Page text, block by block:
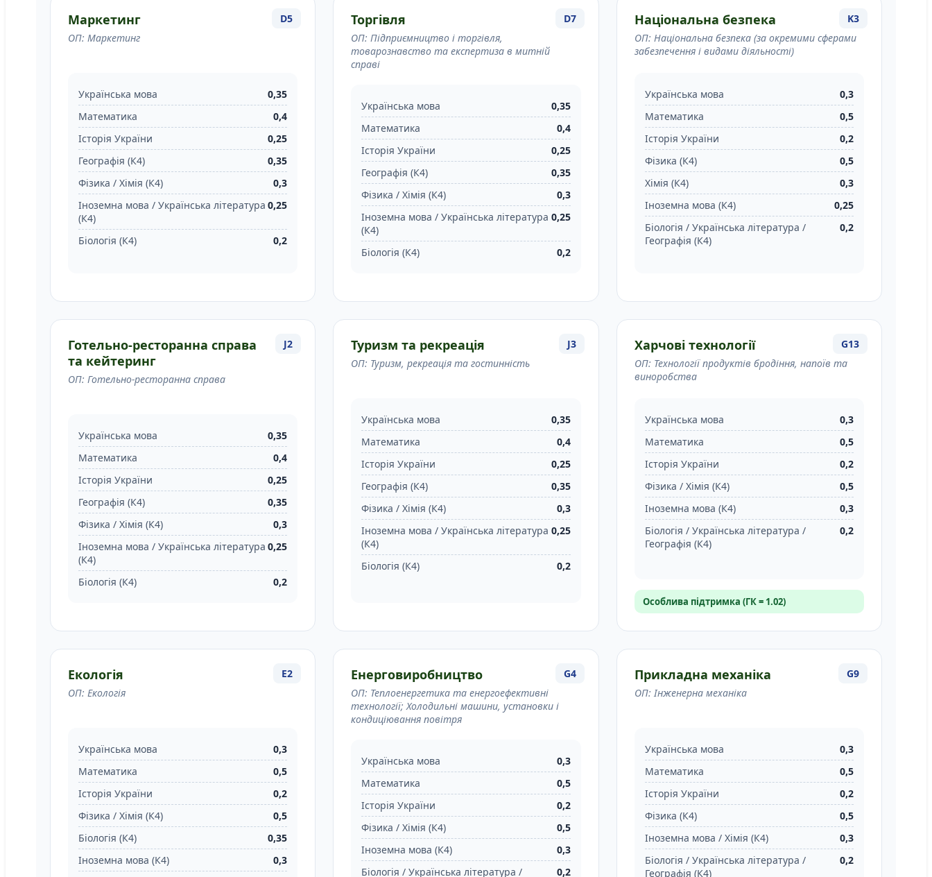
D5
Маркетинг
ОП: Маркетинг
Українська мова
0,35
Математика
0,4
Історія України
0,25
Географія (К4)
0,35
Фізика / Хімія (К4)
0,3
Іноземна мова / Українська література
(К4)
0,25
Біологія (К4) 0,2
D7
Торгівля
ОП: Підприємництво і торгівля,
товарознавство та експертиза в митній
справі
Українська мова
0,35
Математика
0,4
Історія України
0,25
Географія (К4)
0,35
Фізика / Хімія (К4)
0,3
Іноземна мова / Українська література
(К4)
0,25
Біологія (К4) 0,2
K3
Національна безпека
ОП: Національна безпека (за окремими сферами
забезпечення і видами діяльності)
Українська мова
0,3
Математика
0,5
Історія України
0,2
Фізика (К4)
0,5
Хімія (К4)
0,3
Іноземна мова (К4)
0,25
Біологія / Українська література /
Географія (К4)
0,2
J2
Готельно-ресторанна справа
та кейтеринг
ОП: Готельно-ресторанна справа
Українська мова
0,35
Математика
0,4
Історія України
0,25
Географія (К4)
0,35
Фізика / Хімія (К4)
0,3
Іноземна мова / Українська література
(К4)
0,25
Біологія (К4) 0,2
J3
Туризм та рекреація
ОП: Туризм, рекреація та гостинність
Українська мова
0,35
Математика
0,4
Історія України
0,25
Географія (К4)
0,35
Фізика / Хімія (К4)
0,3
Іноземна мова / Українська література
(К4)
0,25
Біологія (К4) 0,2
G13
Харчові технології
ОП: Технології продуктів бродіння, напоїв та
виноробства
Українська мова
0,3
Математика
0,5
Історія України
0,2
Фізика / Хімія (К4)
0,5
Іноземна мова (К4)
0,3
Біологія / Українська література /
Географія (К4)
0,2
Особлива підтримка (ГК = 1.02)
E2
Екологія
ОП: Екологія
Українська мова
0,3
Математика
0,5
Історія України
0,2
Фізика / Хімія (К4)
0,5
Біологія (К4)
0,35
Іноземна мова (К4)
0,3
G4
Енерговиробництво
ОП: Теплоенергетика та енергоефективні
технології; Холодильні машини, установки і
кондиціювання повітря
Українська мова
0,3
Математика
0,5
Історія України
0,2
Фізика / Хімія (К4)
0,5
Іноземна мова (К4)
0,3
Біологія / Українська література /
0,2
G9
Прикладна механіка
ОП: Інженерна механіка
Українська мова
0,3
Математика
0,5
Історія України
0,2
Фізика (К4)
0,5
Іноземна мова / Хімія (К4)
0,3
Біологія / Українська література /
Географія (К4)
0,2